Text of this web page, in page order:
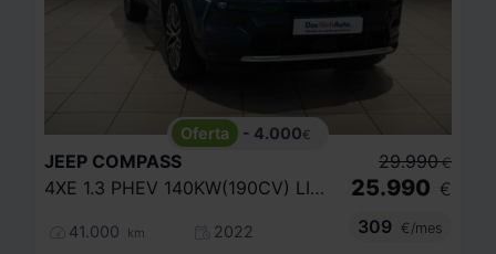
- 4.000€
JEEP COMPASS
4XE 1.3 PHEV 140KW(190CV) LIMITED AT AWD
41.000 km
2022
29.990 €
25.990 €
309
€/mes